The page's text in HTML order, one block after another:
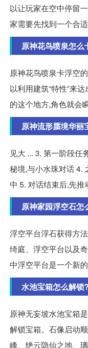
以让玩家在空中停留
家需要先找到一个合
原神花鸟喷泉怎么
原神花鸟喷泉卡浮空
以利用建筑“特性”来
的这个地方,角色就会
原神流形蜃境华丽
见大 ... 3. 第一阶段任
秘境,与小水珠对话 4.
中 5. 对话结束后,先推
原神家园浮空石怎
浮空平台浮石获得方
绮庭、浮空平台以及
中浮空平台是一个新
水池宝箱怎么解锁?
原神无妄坡水池宝箱
解锁宝箱。石像启动
峰、绝云隐仙之地、